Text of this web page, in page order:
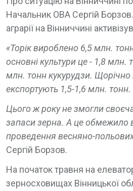
Начальник ОВА Сергій
аграрії на Вінниччині
«Торік вироблено 6,5 млн.
основні культури це - 1,8 млн.
млн. тонн кукурудзи. Щорічно
експортують 1,5-1,6 млн. тонн.
Цього ж року не змогли
запаси зерна. А це обмежило
проведення весняно-польових
Сергій Борзов.
На початок травня на
зерносховищах Вінницької